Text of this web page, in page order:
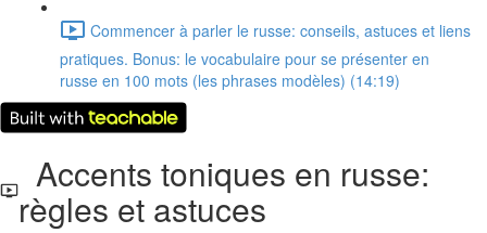
Commencer à parler le russe: conseils, astuces et liens
pratiques. Bonus: le vocabulaire pour se présenter en
russe en 100 mots (les phrases modèles) (14:19)
Accents toniques en russe:
règles et astuces